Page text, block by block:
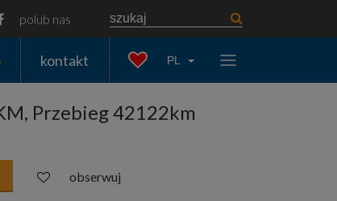
polub nas
kontakt PL
Przebieg 42122km
obserwuj